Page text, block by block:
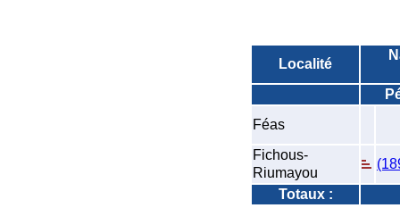
Localité
Féas
Fichous-
Riumayou
Totaux :